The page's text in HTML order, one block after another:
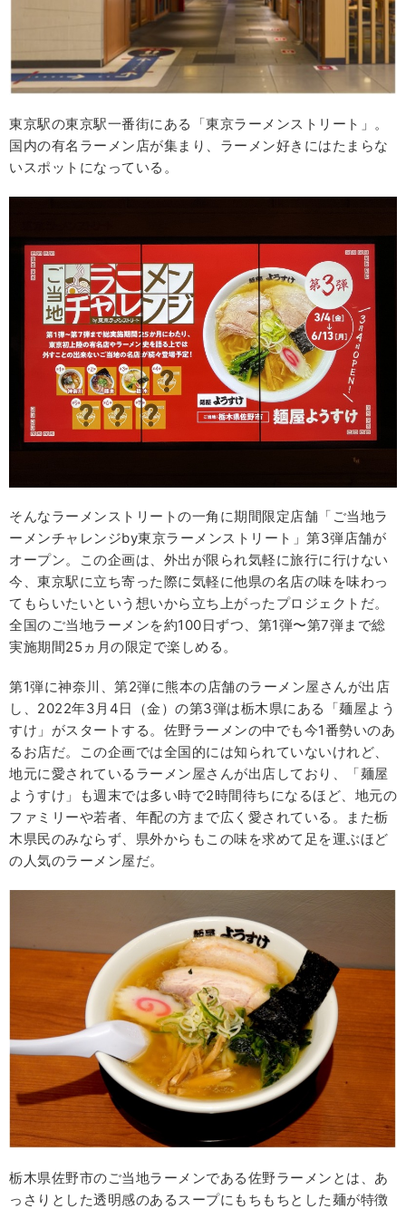
東京駅の東京駅一番街にある「東京ラーメンストリート」。
国内の有名ラーメン店が集まり、ラーメン好きにはたまらな
いスポットになっている。
そんなラーメンストリートの一角に期間限定店舗「ご当地ラ
ーメンチャレンジby東京ラーメンストリート」第3弾店舗が
オープン。この企画は、外出が限られ気軽に旅行に行けない
今、東京駅に立ち寄った際に気軽に他県の名店の味を味わっ
てもらいたいという想いから立ち上がったプロジェクトだ。
全国のご当地ラーメンを約100日ずつ、第1弾〜第7弾まで総
実施期間25ヵ月の限定で楽しめる。
第1弾に神奈川、第2弾に熊本の店舗のラーメン屋さんが出店
し、2022年3月4日（金）の第3弾は栃木県にある「麺屋よう
すけ」がスタートする。佐野ラーメンの中でも今1番勢いのあ
るお店だ。この企画では全国的には知られていないけれど、
地元に愛されているラーメン屋さんが出店しており、「麺屋
ようすけ」も週末では多い時で2時間待ちになるほど、地元の
ファミリーや若者、年配の方まで広く愛されている。また栃
木県民のみならず、県外からもこの味を求めて足を運ぶほど
の人気のラーメン屋だ。
栃木県佐野市のご当地ラーメンである佐野ラーメンとは、あ
っさりとした透明感のあるスープにもちもちとした麺が特徴